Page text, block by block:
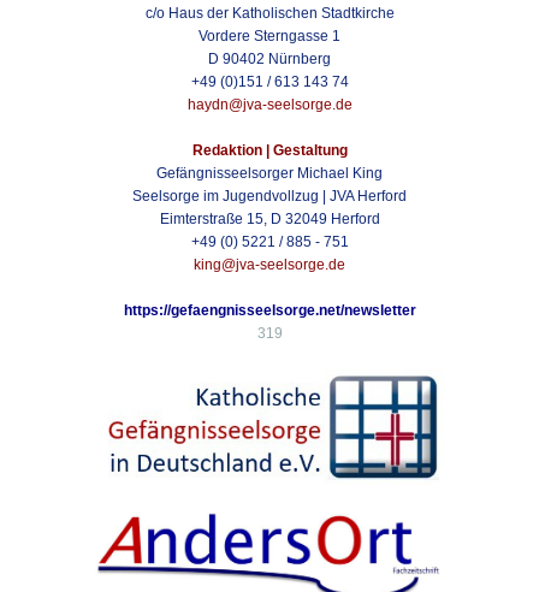
c/o Haus der Katholischen Stadtkirche
Vordere Sterngasse 1
D 90402 Nürnberg
+49 (0)151 / 613 143 74
haydn@jva-seelsorge.de
Redaktion | Gestaltung
Gefängnisseelsorger Michael King
Seelsorge im Jugendvollzug | JVA Herford
Eimterstraße 15, D 32049 Herford
+49 (0) 5221 / 885 - 751
king@jva-seelsorge.de
https://gefaengnisseelsorge.net/newsletter
319